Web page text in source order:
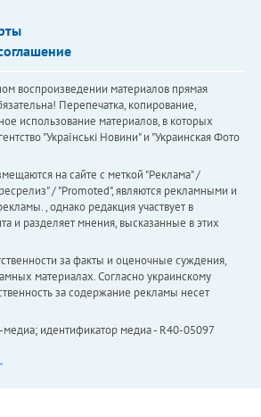
воспроизведении материалов прямая
Перепечатка, копирование,
использование материалов, в которых
"Українськi Новини" и "Украинская Фото
на сайте с меткой "Реклама" /
/ "Promoted", являются рекламными и
, однако редакция участвует в
и разделяет мнения, высказанные в этих
за факты и оценочные суждения,
материалах. Согласно украинскому
за содержание рекламы несет
идентификатор медиа - R40-05097